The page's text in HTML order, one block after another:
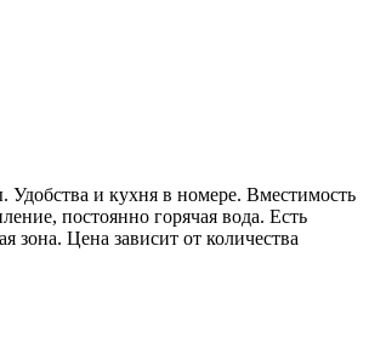
Удобства и кухня в номере. Вместимость
постоянно горячая вода. Есть
зона. Цена зависит от количества